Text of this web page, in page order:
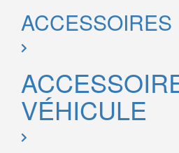
ACCESSOIRES
VÉHICULE